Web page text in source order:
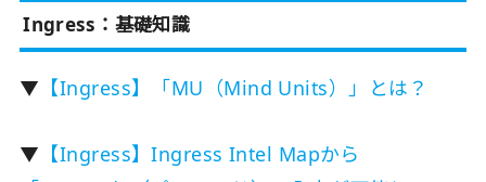
Ingress：基礎知識
▼ 【Ingress】「MU（Mind Units）」とは？
▼ 【Ingress】Ingress Intel Mapから